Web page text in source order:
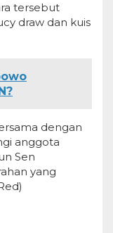
tersebut
draw dan kuis
dengan
anggota
Sen
yang